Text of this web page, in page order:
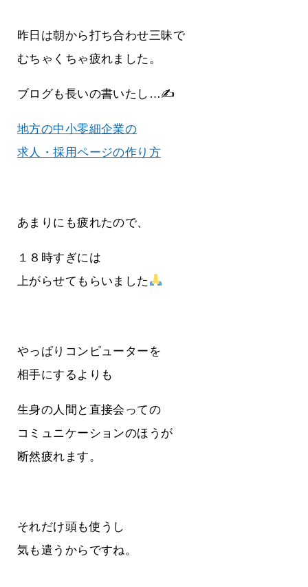
昨日は朝から打ち合わせ三昧で
むちゃくちゃ疲れました。
ブログも長いの書いたし…✍
地方の中小零細企業の
求人・採用ページの作り方
あまりにも疲れたので、
１８時すぎには
上がらせてもらいました
やっぱりコンピューターを
相手にするよりも
生身の人間と直接会っての
コミュニケーションのほうが
断然疲れます。
それだけ頭も使うし
気も遣うからですね。